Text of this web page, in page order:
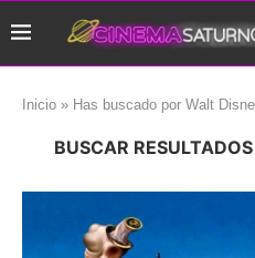
Inicio » Has buscado por Walt
BUSCAR